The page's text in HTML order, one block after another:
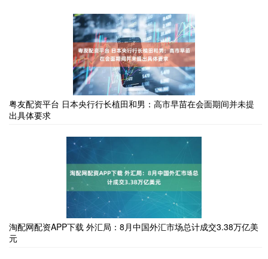
粤友配资平台 日本央行行长植田和男：高市早苗在会面期间并未提
出具体要求
淘配网配资APP下载 外汇局：8月中国外汇市场总计成交3.38万亿美
元